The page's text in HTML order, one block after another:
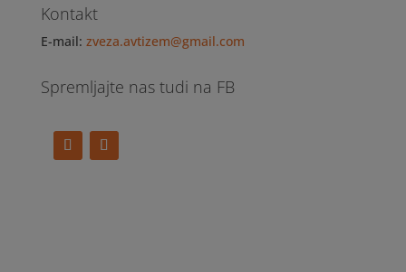
Kontakt
E-mail: zveza.avtizem@gmail.com
Spremljajte nas tudi na FB